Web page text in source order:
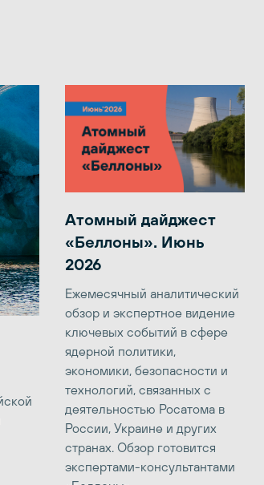
Атомный дайджест
«Беллоны». Июнь
2026
Ежемесячный аналитический
обзор и экспертное видение
ключевых событий в сфере
ядерной политики,
экономики, безопасности и
технологий, связанных с
деятельностью Росатома в
России, Украине и других
странах. Обзор готовится
экспертами-консультантами